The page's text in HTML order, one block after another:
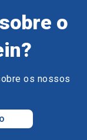
o
os nossos